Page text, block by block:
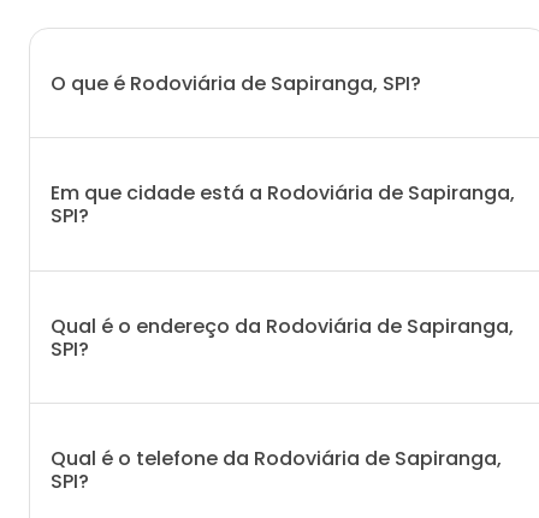
O que é Rodoviária de Sapiranga, SPI?
Em que cidade está a Rodoviária de Sapiranga,
SPI?
Qual é o endereço da Rodoviária de Sapiranga,
SPI?
Qual é o telefone da Rodoviária de Sapiranga,
SPI?